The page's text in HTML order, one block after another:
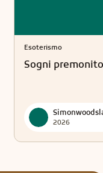
Esoterismo
Sogni
2026